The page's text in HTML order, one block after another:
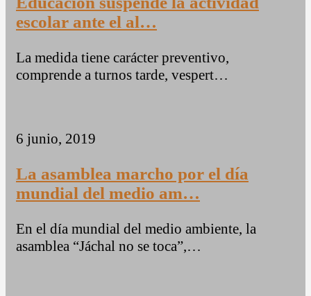
escolar ante el al…
La medida tiene carácter preventivo,
comprende a turnos tarde, vespert…
6 junio, 2019
La asamblea marcho por el día
mundial del medio am…
En el día mundial del medio ambiente, la
asamblea “Jáchal no se toca”,…